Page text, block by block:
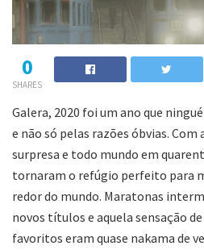
0
SHARES
Galera, 2020 foi um ano que
e não só pelas razões óbvias. Com
surpresa e todo mundo em
tornaram o refúgio perfeito para
redor do mundo. Maratonas
novos títulos e aquela sensação
favoritos eram quase nakama de